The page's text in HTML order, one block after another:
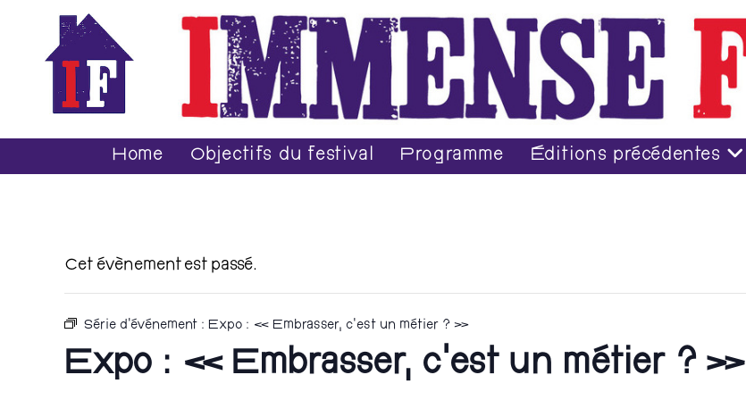
Home Objectifs du festival Programme Éditions précédentes
Cet évènement est passé.
Série d'événement : Expo : « Embrasser, c’est un métier ? »
Expo : « Embrasser, c’est un métier ? »